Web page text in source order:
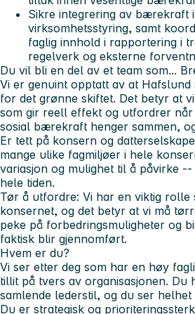
Sikre integrering av bærekraft
virksomhetsstyring, samt
faglig innhold i rapportering i
regelverk og eksterne
Du vil bli en del av et team som...
Vi er genuint opptatt av at
for det grønne skiftet. Det betyr at
som gir reell effekt og utfordrer når
sosial bærekraft henger sammen,
Er tett på konsern og
mange ulike fagmiljøer i hele
variasjon og mulighet til å påvirke
hele tiden.
Tør å utfordre: Vi har en viktig rolle
konsernet, og det betyr at vi må
peke på forbedringsmuligheter og
faktisk blir gjennomført.
Hvem er du?
Vi ser etter deg som har en høy
tillit på tvers av organisasjonen. Du
samlende lederstil, og du ser helhet
Du er strategisk og